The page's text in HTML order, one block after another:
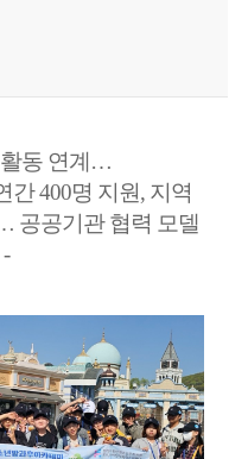
동 연계…
간 400명 지원, 지역
공공기관 협력 모델